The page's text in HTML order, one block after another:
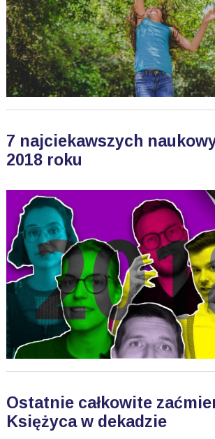
7 najciekawszych
2018 roku
Ostatnie całkowite
Księżyca w dekadzie